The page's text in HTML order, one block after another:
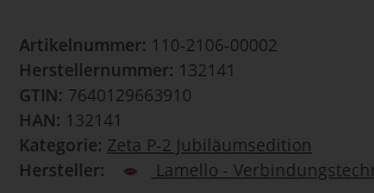
Artikelnummer: 110-2106-00002
Herstellernummer: 132141
GTIN: 7640129663910
HAN: 132141
Kategorie: Zeta P-2 Jubiläumsedition
Hersteller:
Lamello -